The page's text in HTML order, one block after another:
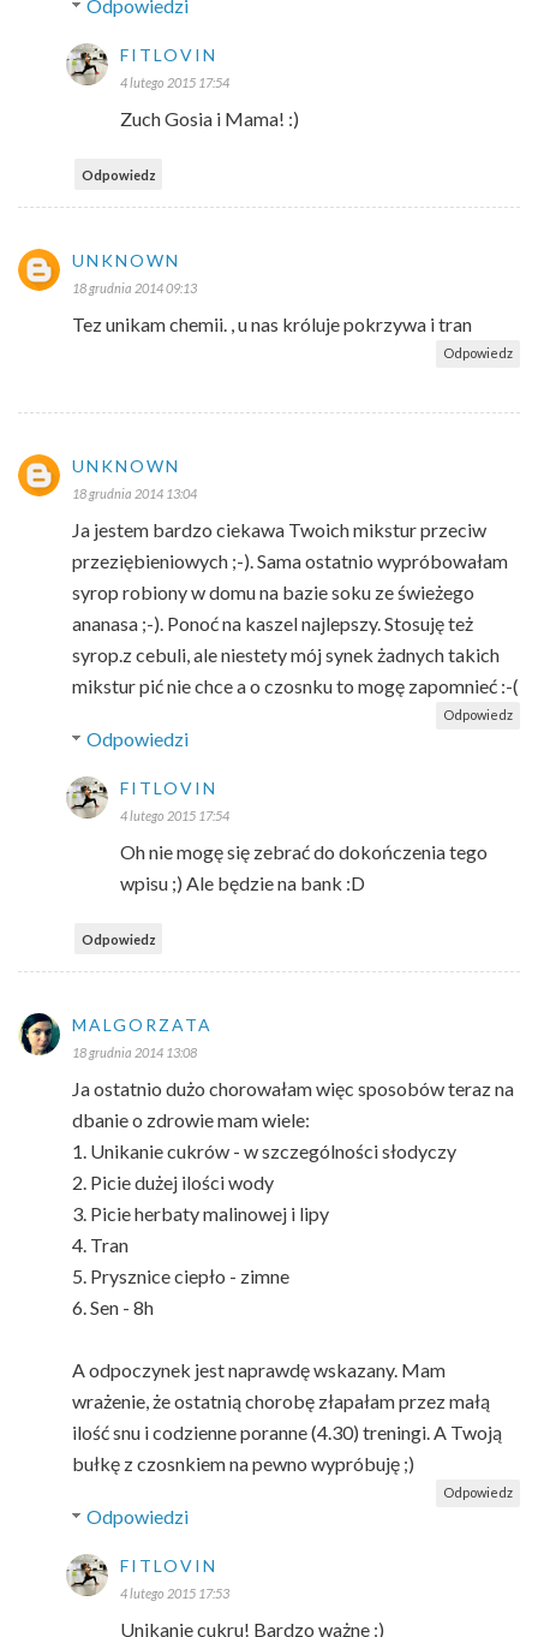
Odpowiedzi
FITLOVIN
4 lutego 2015 17:54
Zuch Gosia i Mama! :)
Odpowiedz
UNKNOWN
18 grudnia 2014 09:13
Tez unikam chemii. , u nas króluje pokrzywa i tran
Odpowiedz
UNKNOWN
18 grudnia 2014 13:04
Ja jestem bardzo ciekawa Twoich mikstur przeciw
przeziębieniowych ;-). Sama ostatnio wypróbowałam
syrop robiony w domu na bazie soku ze świeżego
ananasa ;-). Ponoć na kaszel najlepszy. Stosuję też
syrop.z cebuli, ale niestety mój synek żadnych takich
mikstur pić nie chce a o czosnku to mogę zapomnieć :-(
Odpowiedz
Odpowiedzi
FITLOVIN
4 lutego 2015 17:54
Oh nie mogę się zebrać do dokończenia tego
wpisu ;) Ale będzie na bank :D
Odpowiedz
MALGORZATA
18 grudnia 2014 13:08
Ja ostatnio dużo chorowałam więc sposobów teraz na
dbanie o zdrowie mam wiele:
1. Unikanie cukrów - w szczególności słodyczy
2. Picie dużej ilości wody
3. Picie herbaty malinowej i lipy
4. Tran
5. Prysznice ciepło - zimne
6. Sen - 8h
A odpoczynek jest naprawdę wskazany. Mam
wrażenie, że ostatnią chorobę złapałam przez małą
ilość snu i codzienne poranne (4.30) treningi. A Twoją
bułkę z czosnkiem na pewno wypróbuję ;)
Odpowiedz
Odpowiedzi
FITLOVIN
4 lutego 2015 17:53
Unikanie cukru! Bardzo ważne :)